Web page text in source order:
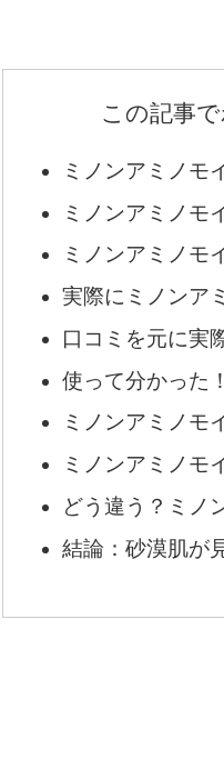
この記事
ミノンアミノモ
ミノンアミノモ
ミノンアミノモ
実際にミノンア
口コミを元に実
使って分かった
ミノンアミノモ
ミノンアミノモ
どう違う？ミノ
結論：砂漠肌が